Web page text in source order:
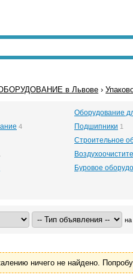
в Львове ›
Оборудование
4 Подшипники 1
Строительное
Буровое
на
ничего не найдено.